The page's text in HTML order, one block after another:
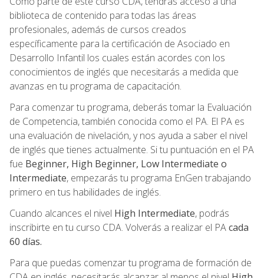
biblioteca de contenido para todas las áreas
profesionales, además de cursos creados
específicamente para la certificación de Asociado en
Desarrollo Infantil los cuales están acordes con los
conocimientos de inglés que necesitarás a medida que
avanzas en tu programa de capacitación.
Para comenzar tu programa, deberás tomar la Evaluación
de Competencia, también conocida como el PA. El PA es
una evaluación de nivelación, y nos ayuda a saber el nivel
de inglés que tienes actualmente. Si tu puntuación en el PA
fue Beginner, High Beginner, Low Intermediate o
Intermediate, empezarás tu programa EnGen trabajando
primero en tus habilidades de inglés.
Cuando alcances el nivel High Intermediate, podrás
inscribirte en tu curso CDA. Volverás a realizar el PAcada
60 días.
Para que puedas comenzar tu programa de formación de